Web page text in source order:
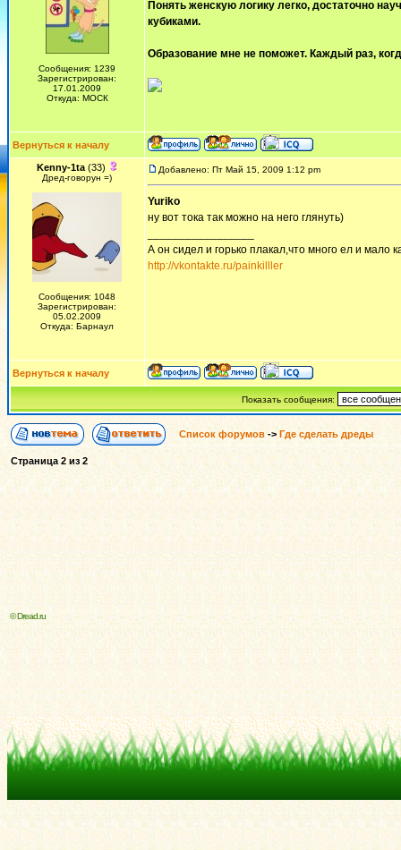
Сообщения: 1239
Зарегистрирован:
17.01.2009
Откуда: МОСК
Понять женскую логику легко, достаточно
кубиками.
Образование мне не поможет. Каждый раз,
Вернуться к началу
Kenny-1ta(33)
Дред-говорун =)
Сообщения: 1048
Зарегистрирован:
05.02.2009
Откуда: Барнаул
Добавлено: Пт Май 15, 2009 1:12 pm
Yuriko
ну вот тока так можно на него глянуть)
А он сидел и горько плакал,что много ел и мало
http://vkontakte.ru/painkilller
Вернуться к началу
Показать сообщения:
Список форумов -> Где сделать дреды
Страница 2из 2
© Dread.ru